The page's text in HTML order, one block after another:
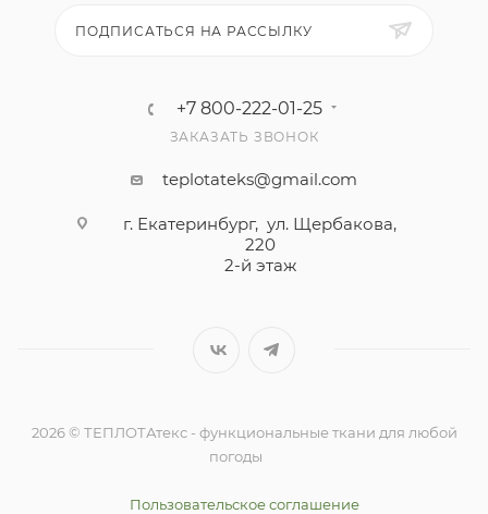
ПОДПИСАТЬСЯ НА РАССЫЛКУ
+7 800-222-01-25
ЗАКАЗАТЬ ЗВОНОК
teplotateks@gmail.com
г. Екатеринбург, ул. Щербакова,
220
2-й этаж
2026 © ТЕПЛОТАтекс - функциональные ткани для любой
погоды
Пользовательское соглашение